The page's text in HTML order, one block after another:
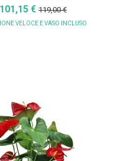
101,15 € 119,00 €
VELOCE E VASO INCLUSO